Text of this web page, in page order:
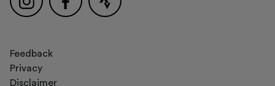
Feedback
Privacy
Disclaimer